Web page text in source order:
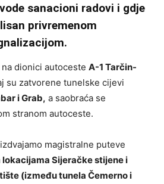
sanacioni radovi i gdje
privremenom
dionici autoceste A-1 Tarčin-
su zatvorene tunelske cijevi
i Grab, a saobraća se
stranom autoceste.
magistralne puteve
lokacijama Sijeračke stijene i
(između tunela Čemerno i